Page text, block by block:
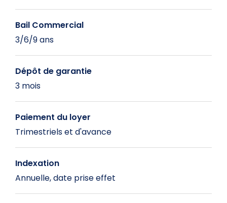
Bail Commercial
3/6/9 ans
Dépôt de garantie
3 mois
Paiement du loyer
Trimestriels et d'avance
Indexation
Annuelle, date prise effet